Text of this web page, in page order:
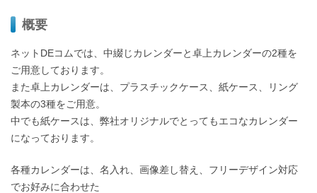
概要
ネットDEコムでは、中綴じカレンダーと卓上カレンダーの2種を
ご用意しております。
また卓上カレンダーは、プラスチックケース、紙ケース、リング
製本の3種をご用意。
中でも紙ケースは、弊社オリジナルでとってもエコなカレンダー
になっております。
各種カレンダーは、名入れ、画像差し替え、フリーデザイン対応
でお好みに合わせた